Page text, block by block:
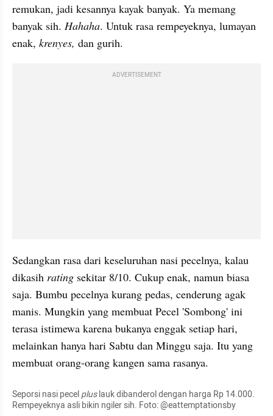
remukan, jadi kesannya kayak banyak. Ya memang
banyak sih. Hahaha. Untuk rasa rempeyeknya, lumayan
enak, krenyes, dan gurih.
ADVERTISEMENT
Sedangkan rasa dari keseluruhan nasi pecelnya, kalau
dikasih rating sekitar 8/10. Cukup enak, namun biasa
saja. Bumbu pecelnya kurang pedas, cenderung agak
manis. Mungkin yang membuat Pecel 'Sombong' ini
terasa istimewa karena bukanya enggak setiap hari,
melainkan hanya hari Sabtu dan Minggu saja. Itu yang
membuat orang-orang kangen sama rasanya.
Seporsi nasi pecel plus lauk dibanderol dengan harga Rp 14.000.
Rempeyeknya asli bikin ngiler sih. Foto: @eattemptationsby